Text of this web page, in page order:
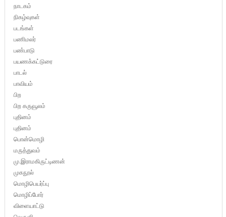
நாடகம்
நிகழ்வுகள்
படங்கள்
பணிமலர்
பண்பாடு
பயணக்கட்டுரை
பாடல்
பாவியம்
பிற
பிற கருவூலம்
புதினம்
புதினம்
பொன்மொழி
மருத்துவம்
மு.இராமகிருட்டிணன்
முகநூல்
மொழிபெயர்ப்பு
மொழிப்போர்
விளையாட்டு